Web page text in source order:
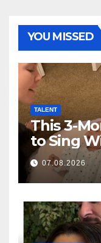
YOU MISSED
TALENT
This 3-
to Sing
Melted
07.08.2026